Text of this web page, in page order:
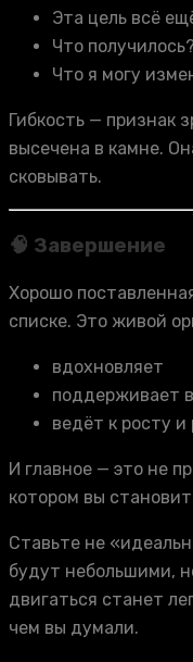
Эта цель всё
Что
Что я могу
Гибкость — признак
высечена в камне.
сковывать.
🧠 Завершение
Хорошо
списке. Это живой
вдохновляет
поддерживает
ведёт к росту
И главное — это не
котором вы
Ставьте не
будут небольшими,
двигаться станет
чем вы думали.